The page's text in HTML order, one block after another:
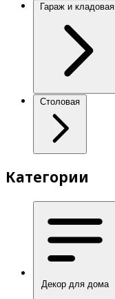
Гараж и кладовая
Столовая
Категории
Декор для дома